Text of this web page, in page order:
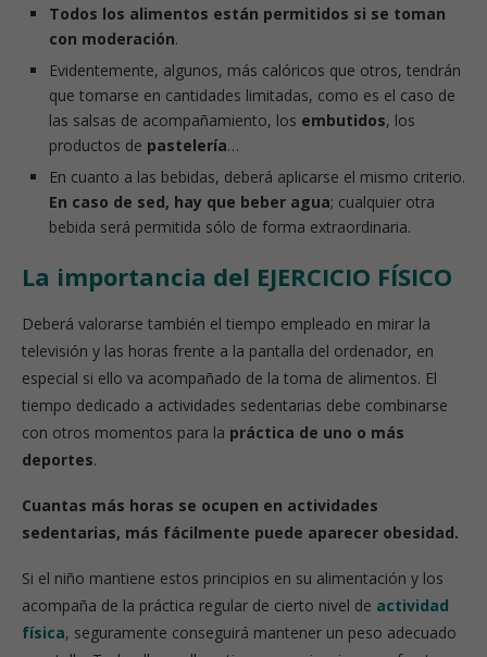
Todos los alimentos están permitidos si se toman
con moderación.
Evidentemente, algunos, más calóricos que otros, tendrán
que tomarse en cantidades limitadas, como es el caso de
las salsas de acompañamiento, los embutidos, los
productos de pastelería…
En cuanto a las bebidas, deberá aplicarse el mismo criterio.
En caso de sed, hay que beber agua; cualquier otra
bebida será permitida sólo de forma extraordinaria.
La importancia del EJERCICIO FÍSICO
Deberá valorarse también el tiempo empleado en mirar la
televisión y las horas frente a la pantalla del ordenador, en
especial si ello va acompañado de la toma de alimentos. El
tiempo dedicado a actividades sedentarias debe combinarse
con otros momentos para la práctica de uno o más
deportes.
Cuantas más horas se ocupen en actividades
sedentarias, más fácilmente puede aparecer obesidad.
Si el niño mantiene estos principios en su alimentación y los
acompaña de la práctica regular de cierto nivel de actividad
física, seguramente conseguirá mantener un peso adecuado